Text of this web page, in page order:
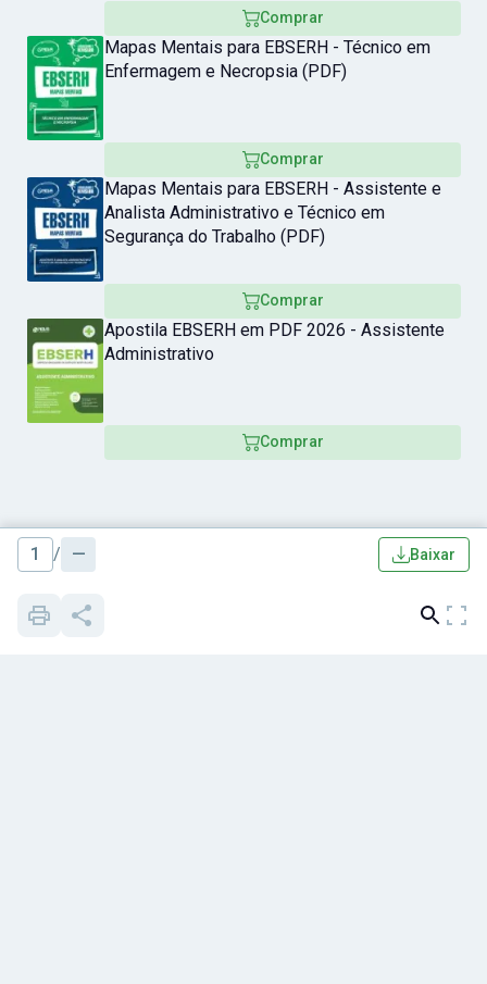
1 / — Baixar
Comprar
Mapas Mentais para EBSERH - Técnico em
Enfermagem e Necropsia (PDF)
Comprar
Mapas Mentais para EBSERH - Assistente e
Analista Administrativo e Técnico em
Segurança do Trabalho (PDF)
Comprar
Apostila EBSERH em PDF 2026 - Assistente
Administrativo
Comprar